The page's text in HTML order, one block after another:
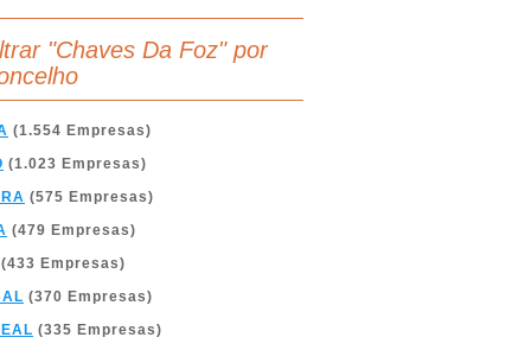
"Chaves Da Foz" por
(1.554 Empresas)
(1.023 Empresas)
(575 Empresas)
(479 Empresas)
(433 Empresas)
(370 Empresas)
(335 Empresas)